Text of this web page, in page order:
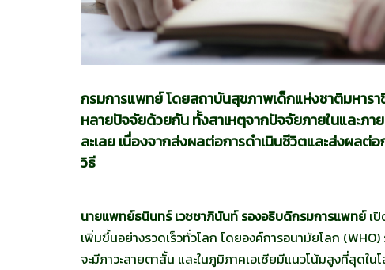
กรมการแพทย์ โดยสถาบันสุขภาพเด็กแห่งชาติมหารา
หลายปัจจัยด้วยกัน ทั้งสาเหตุจากปัจจัยภายในและภา
ละเลย เนื่องจากส่งผลต่อการดำเนินชีวิตและส่งผลต่
วิธี
นายแพทย์ธนินทร์ เวชชาภินันท์ รองอธิบดีกรมการแพทย์เปิ
เพิ่มขึ้นอย่างรวดเร็วทั่วโลก โดยองค์การอนามัยโลก
จะมีภาวะสายตาสั้น และในภูมิภาคเอเชียมีแนวโน้มสูงที่สุดใ